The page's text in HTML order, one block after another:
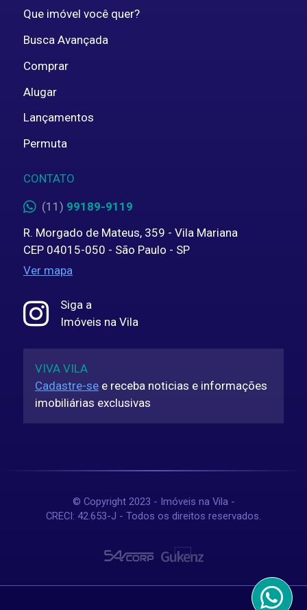
Que imóvel você quer?
Busca Avançada
Comprar
Alugar
Lançamentos
Permuta
CONTATO
(11) 99189-9119
R. Morgado de Mateus, 359 - Vila Mariana
CEP 04015-050 - São Paulo - SP
Ver mapa
Siga a
Imóveis na Vila
VIVA VILA
Cadastre-se e receba noticias e informações
imobiliárias exclusivas
© Copyright 2023 - Imóveis na Vila -
CRECI: 42.653-J - Todos os direitos reservados.